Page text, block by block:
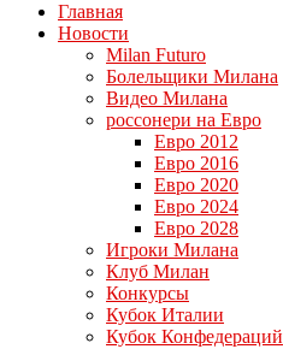
Главная
Новости
Milan Futuro
Болельщики Милана
Видео Милана
россонери на Евро
Евро 2012
Евро 2016
Евро 2020
Евро 2024
Евро 2028
Игроки Милана
Клуб Милан
Конкурсы
Кубок Италии
Кубок Конфедераций